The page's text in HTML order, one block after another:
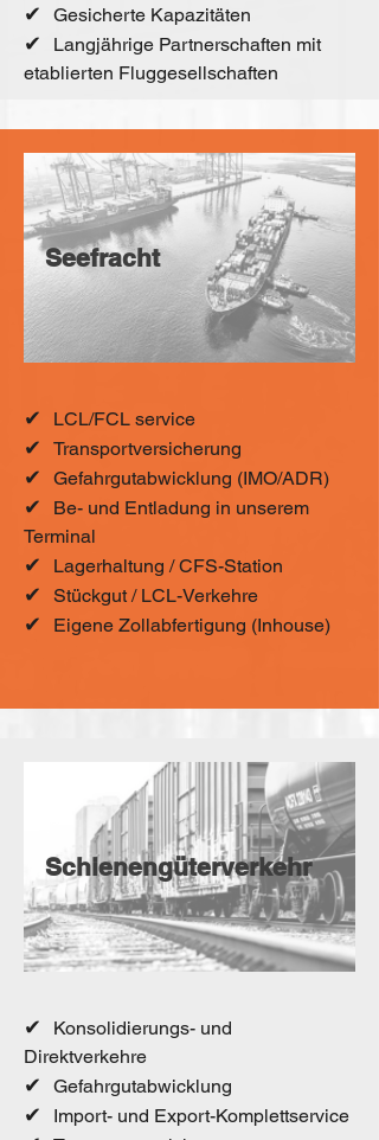
✔ Gesicherte Kapazitäten
✔
Langjährige Partnerschaften mit
etablierten Fluggesellschaften
Seefracht
✔ LCL/FCL service
✔ Transportversicherung
✔ Gefahrgutabwicklung (IMO/ADR)
✔
Be- und Entladung in unserem
Terminal
✔ Lagerhaltung / CFS-Station
✔ Stückgut / LCL-Verkehre
✔ Eigene Zollabfertigung (Inhouse)
Schienengüterverkehr
✔
Konsolidierungs- und
Direktverkehre
✔ Gefahrgutabwicklung
✔ Import- und Export-Komplettservice